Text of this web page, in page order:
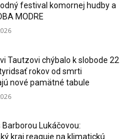
festival komornej hudby a
MODRE
Tautzovi chýbalo k slobode 22
rokov od smrti
nové pamätné tabule
Barborou Lukáčovou:
kraj reaguje na klimatickú